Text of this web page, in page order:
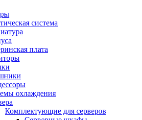
система
плата
охлаждения
Комплектующие для серверов